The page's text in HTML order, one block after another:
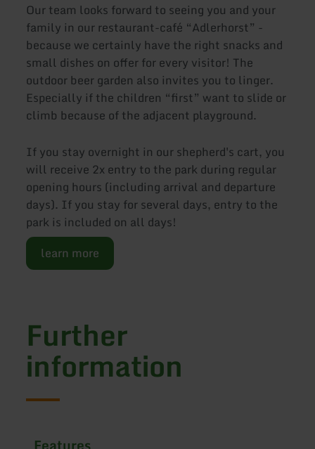
Our team looks forward to seeing you and your
family in our restaurant-café “Adlerhorst” -
because we certainly have the right snacks and
small dishes on offer for every visitor! The
outdoor beer garden also invites you to linger.
Especially if the children “first” want to slide or
climb because of the adjacent playground.
If you stay overnight in our shepherd's cart, you
will receive 2x entry to the park during regular
opening hours (including arrival and departure
days). If you stay for several days, entry to the
park is included on all days!
learn more
Further
information